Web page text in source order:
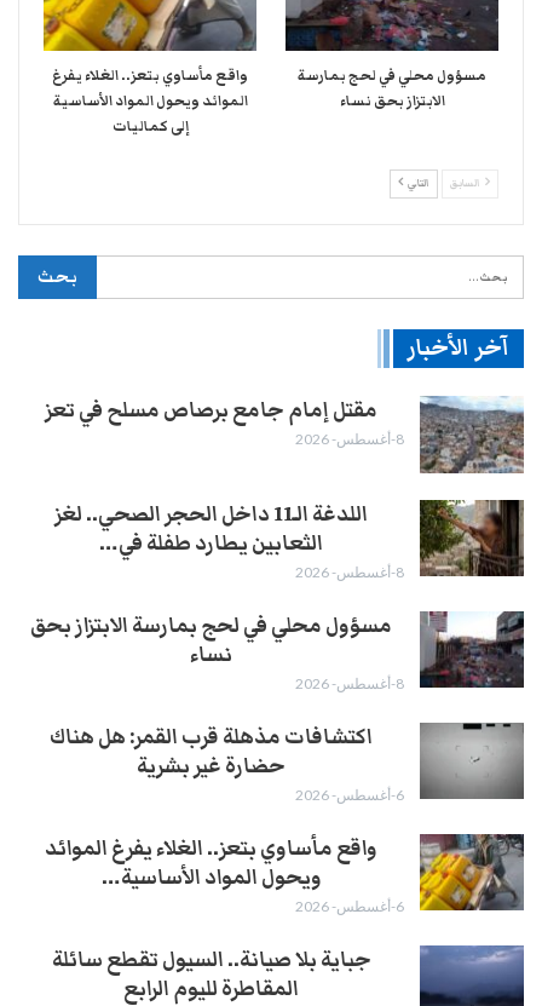
مسؤول محلي في لحج بمارسة
الابتزاز بحق نساء
واقع مأساوي بتعز.. الغلاء يفرغ
الموائد ويحول المواد الأساسية
إلى كماليات
السابق التالي
آخر الأخبار
مقتل إمام جامع برصاص مسلح في تعز
8-أغسطس- 2026
اللدغة الـ11 داخل الحجر الصحي.. لغز
الثعابين يطارد طفلة في…
8-أغسطس- 2026
مسؤول محلي في لحج بمارسة الابتزاز بحق
نساء
8-أغسطس- 2026
اكتشافات مذهلة قرب القمر: هل هناك
حضارة غير بشرية
6-أغسطس- 2026
واقع مأساوي بتعز.. الغلاء يفرغ الموائد
ويحول المواد الأساسية…
6-أغسطس- 2026
جباية بلا صيانة.. السيول تقطع سائلة
المقاطرة لليوم الرابع